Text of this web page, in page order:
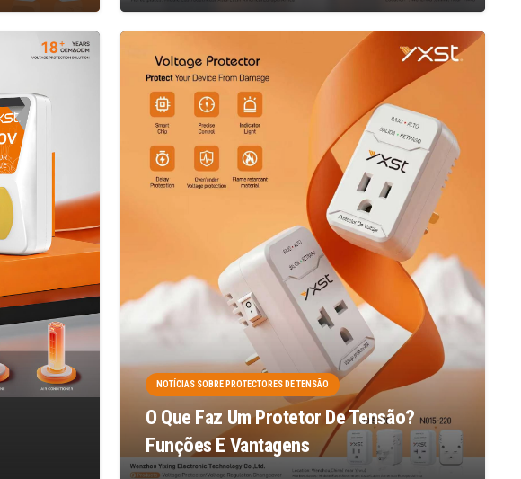
NOTÍCIAS SOBRE PROTECTORES DE TENSÃO
O Que Faz Um Protetor De Tensão?
Funções E Vantagens